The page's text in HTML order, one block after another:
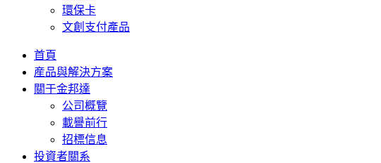
環保卡
文創支付產品
首頁
産品與解決方案
關于金邦達
公司概覽
載譽前行
招標信息
投資者關系